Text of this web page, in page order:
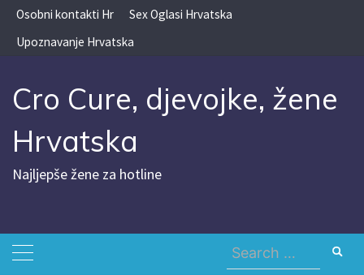
Skip
content
Osobni kontakti Hr
Sex Oglasi Hrvatska
Upoznavanje Hrvatska
Cro Cure, djevojke, žene
Hrvatska
Najljepše žene za hotline
Search
for: